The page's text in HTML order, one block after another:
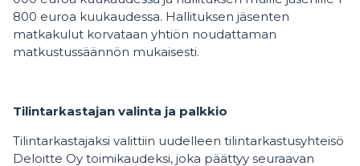
800 euroa kuukaudessa. Hallituksen jäsenten
matkakulut korvataan yhtiön noudattaman
matkustussäännön mukaisesti.
Tilintarkastajan valinta ja palkkio
Tilintarkastajaksi valittiin uudelleen tilintarkastusyhteisö
Deloitte Oy toimikaudeksi, joka päättyy seuraavan